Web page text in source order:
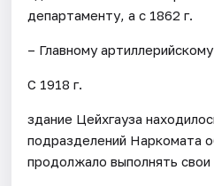
департаменту, а с 1862 г.
– Главному
С 1918 г.
здание Цейхгауза
подразделений Наркомата
продолжало выполнять